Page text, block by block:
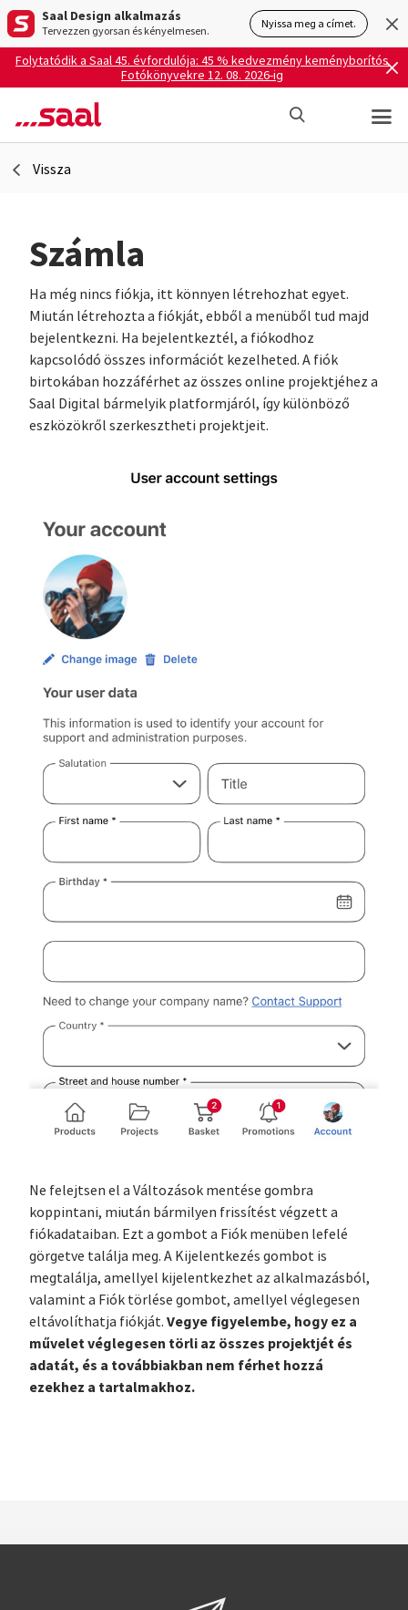
Saal Design alkalmazás
Tervezzen gyorsan és kényelmesen. Nyissa meg a címet.
Folytatódik a Saal 45. évfordulója: 45 % kedvezmény keményborítós
Fotókönyvekre 12. 08. 2026-ig
Vissza
Számla
Ha még nincs fiókja, itt könnyen létrehozhat egyet.
Miután létrehozta a fiókját, ebből a menüből tud majd
bejelentkezni. Ha bejelentkeztél, a fiókodhoz
kapcsolódó összes információt kezelheted. A fiók
birtokában hozzáférhet az összes online projektjéhez a
Saal Digital bármelyik platformjáról, így különböző
eszközökről szerkesztheti projektjeit.
Ne felejtsen el a Változások mentése gombra
koppintani, miután bármilyen frissítést végzett a
fiókadataiban. Ezt a gombot a Fiók menüben lefelé
görgetve találja meg. A Ki­je­lent­ke­zés gombot is
megtalálja, amellyel kijelentkezhet az alkalmazásból,
valamint a Fiók törlése gombot, amellyel véglegesen
eltávolíthatja fiókját. Vegye figyelembe, hogy ez a
művelet véglegesen törli az összes projektjét és
adatát, és a továbbiakban nem férhet hozzá
ezekhez a tartalmakhoz.